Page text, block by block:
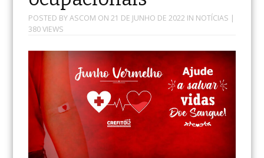
POSTED BYASCOM ON 21 DE JUNHO DE 2022 IN NOTÍCIAS |
380 VIEWS